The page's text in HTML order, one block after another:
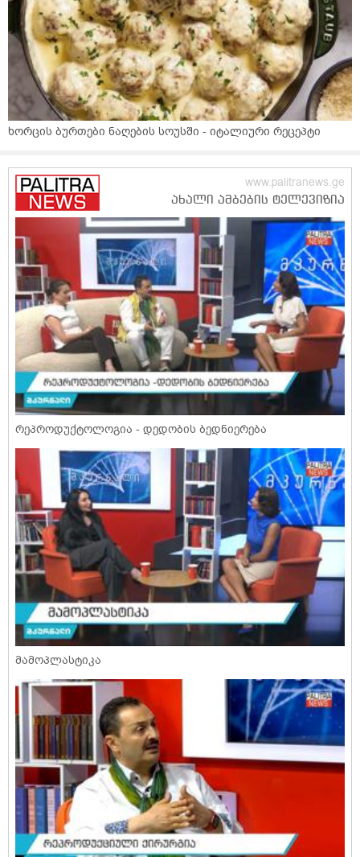
ხორცის ბურთები ნაღების სოუსში - იტალიური რეცეპტი
რეპროდუქტოლოგია - დედობის ბედნიერება
მამოპლასტიკა